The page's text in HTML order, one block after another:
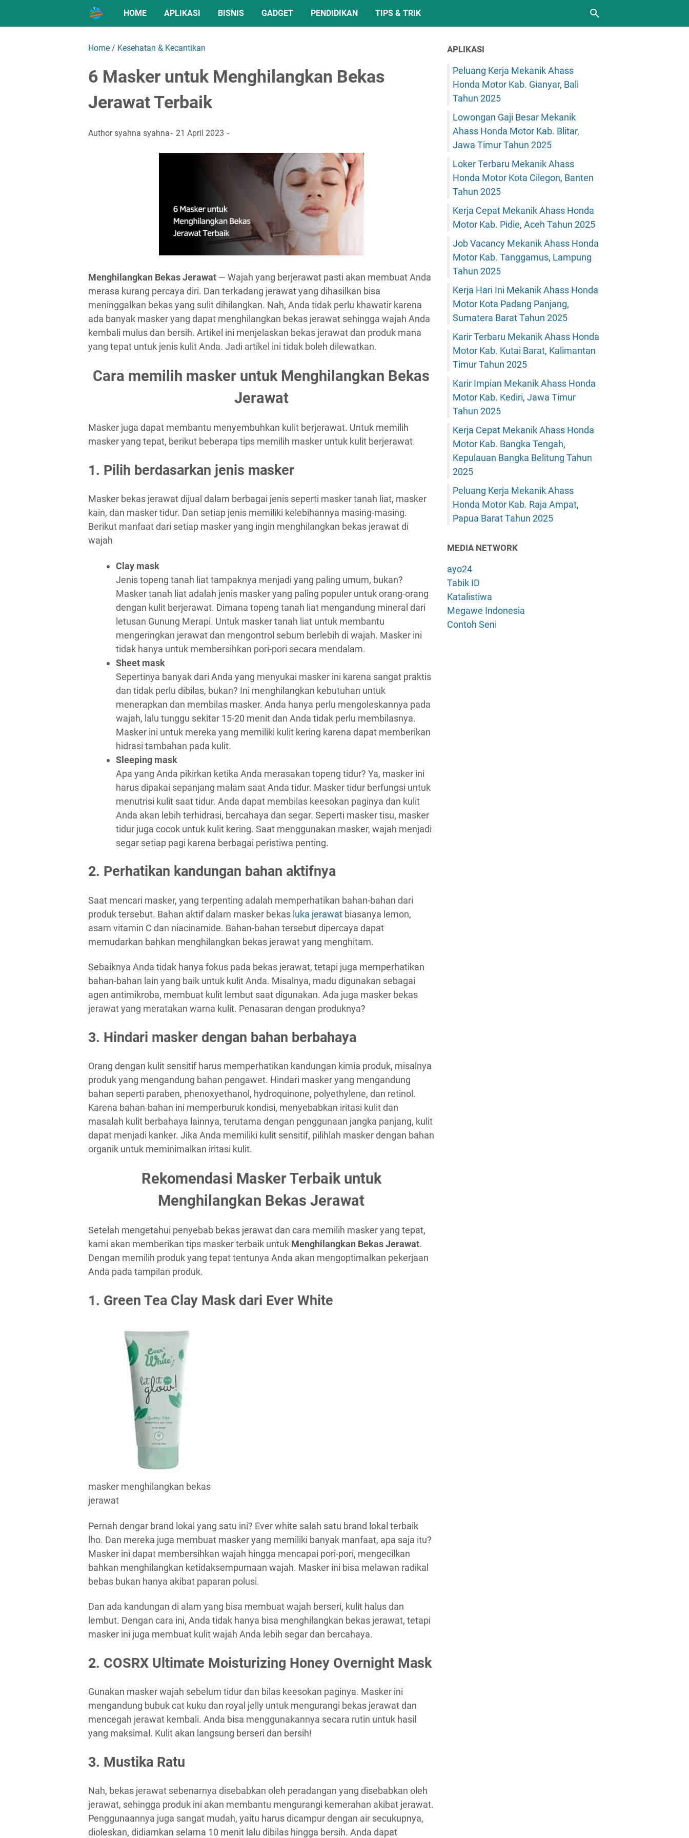
HOME APLIKASI BISNIS GADGET PENDIDIKAN TIPS & TRIK
Home / Kesehatan & Kecantikan
6 Masker untuk Menghilangkan Bekas
Jerawat Terbaik
Authorsyahna syahna 21 April 2023
Menghilangkan Bekas Jerawat — Wajah yang berjerawat pasti akan membuat Anda
merasa kurang percaya diri. Dan terkadang jerawat yang dihasilkan bisa
meninggalkan bekas yang sulit dihilangkan. Nah, Anda tidak perlu khawatir karena
ada banyak masker yang dapat menghilangkan bekas jerawat sehingga wajah Anda
kembali mulus dan bersih. Artikel ini menjelaskan bekas jerawat dan produk mana
yang tepat untuk jenis kulit Anda. Jadi artikel ini tidak boleh dilewatkan.
Cara memilih masker untuk Menghilangkan Bekas
Jerawat
Masker juga dapat membantu menyembuhkan kulit berjerawat. Untuk memilih
masker yang tepat, berikut beberapa tips memilih masker untuk kulit berjerawat.
1. Pilih berdasarkan jenis masker
Masker bekas jerawat dijual dalam berbagai jenis seperti masker tanah liat, masker
kain, dan masker tidur. Dan setiap jenis memiliki kelebihannya masing-masing.
Berikut manfaat dari setiap masker yang ingin menghilangkan bekas jerawat di
wajah
Clay mask
Jenis topeng tanah liat tampaknya menjadi yang paling umum, bukan?
Masker tanah liat adalah jenis masker yang paling populer untuk orang-orang
dengan kulit berjerawat. Dimana topeng tanah liat mengandung mineral dari
letusan Gunung Merapi. Untuk masker tanah liat untuk membantu
mengeringkan jerawat dan mengontrol sebum berlebih di wajah. Masker ini
tidak hanya untuk membersihkan pori-pori secara mendalam.
Sheet mask
Sepertinya banyak dari Anda yang menyukai masker ini karena sangat praktis
dan tidak perlu dibilas, bukan? Ini menghilangkan kebutuhan untuk
menerapkan dan membilas masker. Anda hanya perlu mengoleskannya pada
wajah, lalu tunggu sekitar 15-20 menit dan Anda tidak perlu membilasnya.
Masker ini untuk mereka yang memiliki kulit kering karena dapat memberikan
hidrasi tambahan pada kulit.
Sleeping mask
Apa yang Anda pikirkan ketika Anda merasakan topeng tidur? Ya, masker ini
harus dipakai sepanjang malam saat Anda tidur. Masker tidur berfungsi untuk
menutrisi kulit saat tidur. Anda dapat membilas keesokan paginya dan kulit
Anda akan lebih terhidrasi, bercahaya dan segar. Seperti masker tisu, masker
tidur juga cocok untuk kulit kering. Saat menggunakan masker, wajah menjadi
segar setiap pagi karena berbagai peristiwa penting.
2. Perhatikan kandungan bahan aktifnya
Saat mencari masker, yang terpenting adalah memperhatikan bahan-bahan dari
produk tersebut. Bahan aktif dalam masker bekas luka jerawat biasanya lemon,
asam vitamin C dan niacinamide. Bahan-bahan tersebut dipercaya dapat
memudarkan bahkan menghilangkan bekas jerawat yang menghitam.
Sebaiknya Anda tidak hanya fokus pada bekas jerawat, tetapi juga memperhatikan
bahan-bahan lain yang baik untuk kulit Anda. Misalnya, madu digunakan sebagai
agen antimikroba, membuat kulit lembut saat digunakan. Ada juga masker bekas
jerawat yang meratakan warna kulit. Penasaran dengan produknya?
3. Hindari masker dengan bahan berbahaya
Orang dengan kulit sensitif harus memperhatikan kandungan kimia produk, misalnya
produk yang mengandung bahan pengawet. Hindari masker yang mengandung
bahan seperti paraben, phenoxyethanol, hydroquinone, polyethylene, dan retinol.
Karena bahan-bahan ini memperburuk kondisi, menyebabkan iritasi kulit dan
masalah kulit berbahaya lainnya, terutama dengan penggunaan jangka panjang, kulit
dapat menjadi kanker. Jika Anda memiliki kulit sensitif, pilihlah masker dengan bahan
organik untuk meminimalkan iritasi kulit.
Rekomendasi Masker Terbaik untuk
Menghilangkan Bekas Jerawat
Setelah mengetahui penyebab bekas jerawat dan cara memilih masker yang tepat,
kami akan memberikan tips masker terbaik untuk Menghilangkan Bekas Jerawat.
Dengan memilih produk yang tepat tentunya Anda akan mengoptimalkan pekerjaan
Anda pada tampilan produk.
1. Green Tea Clay Mask dari Ever White
masker menghilangkan bekas
jerawat
Pernah dengar brand lokal yang satu ini? Ever white salah satu brand lokal terbaik
lho. Dan mereka juga membuat masker yang memiliki banyak manfaat, apa saja itu?
Masker ini dapat membersihkan wajah hingga mencapai pori-pori, mengecilkan
bahkan menghilangkan ketidaksempurnaan wajah. Masker ini bisa melawan radikal
bebas bukan hanya akibat paparan polusi.
Dan ada kandungan di alam yang bisa membuat wajah berseri, kulit halus dan
lembut. Dengan cara ini, Anda tidak hanya bisa menghilangkan bekas jerawat, tetapi
masker ini juga membuat kulit wajah Anda lebih segar dan bercahaya.
2. COSRX Ultimate Moisturizing Honey Overnight Mask
Gunakan masker wajah sebelum tidur dan bilas keesokan paginya. Masker ini
mengandung bubuk cat kuku dan royal jelly untuk mengurangi bekas jerawat dan
mencegah jerawat kembali. Anda bisa menggunakannya secara rutin untuk hasil
yang maksimal. Kulit akan langsung berseri dan bersih!
3. Mustika Ratu
Nah, bekas jerawat sebenarnya disebabkan oleh peradangan yang disebabkan oleh
jerawat, sehingga produk ini akan membantu mengurangi kemerahan akibat jerawat.
Penggunaannya juga sangat mudah, yaitu harus dicampur dengan air secukupnya,
dioleskan, didiamkan selama 10 menit lalu dibilas hingga bersih. Anda dapat
APLIKASI
Peluang Kerja Mekanik Ahass
Honda Motor Kab. Gianyar, Bali
Tahun 2025
Lowongan Gaji Besar Mekanik
Ahass Honda Motor Kab. Blitar,
Jawa Timur Tahun 2025
Loker Terbaru Mekanik Ahass
Honda Motor Kota Cilegon, Banten
Tahun 2025
Kerja Cepat Mekanik Ahass Honda
Motor Kab. Pidie, Aceh Tahun 2025
Job Vacancy Mekanik Ahass Honda
Motor Kab. Tanggamus, Lampung
Tahun 2025
Kerja Hari Ini Mekanik Ahass Honda
Motor Kota Padang Panjang,
Sumatera Barat Tahun 2025
Karir Terbaru Mekanik Ahass Honda
Motor Kab. Kutai Barat, Kalimantan
Timur Tahun 2025
Karir Impian Mekanik Ahass Honda
Motor Kab. Kediri, Jawa Timur
Tahun 2025
Kerja Cepat Mekanik Ahass Honda
Motor Kab. Bangka Tengah,
Kepulauan Bangka Belitung Tahun
2025
Peluang Kerja Mekanik Ahass
Honda Motor Kab. Raja Ampat,
Papua Barat Tahun 2025
MEDIA NETWORK
ayo24
Tabik ID
Katalistiwa
Megawe Indonesia
Contoh Seni